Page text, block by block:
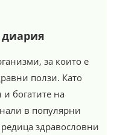
за които е
ползи. Като
богатите на
в популярни
редица здравословни